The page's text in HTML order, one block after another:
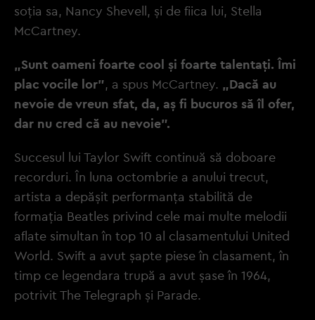
soția sa, Nancy Shevell, și de fiica lui, Stella
McCartney.
„Sunt oameni foarte cool și foarte talentați. Îmi
plac vocile lor”, a spus McCartney. „Dacă au
nevoie de vreun sfat, da, aș fi bucuros să îl ofer,
dar nu cred că au nevoie”.
Succesul lui Taylor Swift continuă să doboare
recorduri. În luna octombrie a anului trecut,
artista a depășit performanța stabilită de
formația Beatles privind cele mai multe melodii
aflate simultan în top 10 al clasamentului United
World. Swift a avut șapte piese în clasament, în
timp ce legendara trupă a avut șase în 1964,
potrivit The Telegraph și Parade.